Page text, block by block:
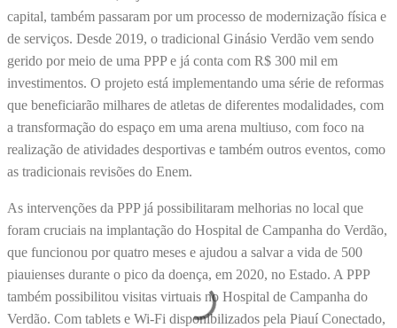
capital, também passaram por um processo de modernização física e
de serviços. Desde 2019, o tradicional Ginásio Verdão vem sendo
gerido por meio de uma PPP e já conta com R$ 300 mil em
investimentos. O projeto está implementando uma série de reformas
que beneficiarão milhares de atletas de diferentes modalidades, com
a transformação do espaço em uma arena multiuso, com foco na
realização de atividades desportivas e também outros eventos, como
as tradicionais revisões do Enem.
As intervenções da PPP já possibilitaram melhorias no local que
foram cruciais na implantação do Hospital de Campanha do Verdão,
que funcionou por quatro meses e ajudou a salvar a vida de 500
piauienses durante o pico da doença, em 2020, no Estado. A PPP
também possibilitou visitas virtuais no Hospital de Campanha do
Verdão. Com tablets e Wi-Fi disponibilizados pela Piauí Conectado,